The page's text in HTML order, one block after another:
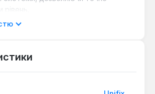
застосування:
кількість: